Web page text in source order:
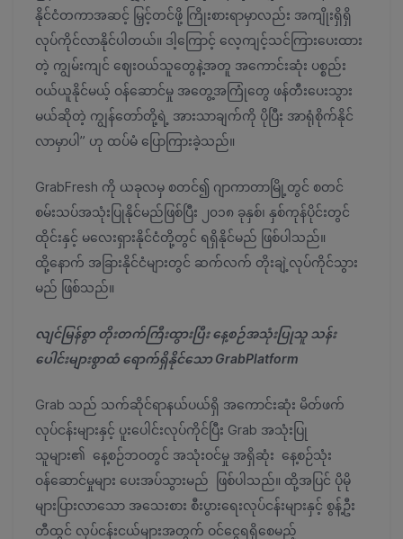
နိုင်ငံတကာအဆင့် မြှင့်တင်ဖို့ ကြိုးစားရာမှာလည်း အကျိုးရှိရှိ
လုပ်ကိုင်လာနိုင်ပါတယ်။ ဒါ့ကြောင့် လေ့ကျင့်သင်ကြားပေးထား
တဲ့ ကျွမ်းကျင် ဈေးဝယ်သူတွေနဲ့အတူ အကောင်းဆုံး ပစ္စည်း
ဝယ်ယူနိုင်မယ့် ဝန်ဆောင်မှု အတွေ့အကြုံတွေ ဖန်တီးပေးသွား
မယ်ဆိုတဲ့ ကျွန်တော်တို့ရဲ့ အားသာချက်ကို ပိုပြီး အာရုံစိုက်နိုင်
လာမှာပါ” ဟု ထပ်မံ ပြောကြားခဲ့သည်။
GrabFresh ကို ယခုလမှ စတင်၍ ဂျာကာတာမြို့တွင် စတင်
စမ်းသပ်အသုံးပြုနိုင်မည်ဖြစ်ပြီး ၂၀၁၈ ခုနှစ်၊ နှစ်ကုန်ပိုင်းတွင်
ထိုင်းနှင့် မလေးရှားနိုင်ငံတို့တွင် ရရှိနိုင်မည် ဖြစ်ပါသည်။
ထို့နောက် အခြားနိုင်ငံများတွင် ဆက်လက် တိုးချဲ့လုပ်ကိုင်သွား
မည် ဖြစ်သည်။
လျင်မြန်စွာ တိုးတက်ကြီးထွားပြီး နေ့စဉ်အသုံးပြုသူ သန်း
ပေါင်းများစွာထံ ရောက်ရှိနိုင်သော GrabPlatform
Grab သည် သက်ဆိုင်ရာနယ်ပယ်ရှိ အကောင်းဆုံး မိတ်ဖက်
လုပ်ငန်းများနှင့် ပူးပေါင်းလုပ်ကိုင်ပြီး Grab အသုံးပြု
သူများ၏ နေ့စဉ်ဘဝတွင် အသုံးဝင်မှု အရှိဆုံး နေ့စဉ်သုံး
ဝန်ဆောင်မှုများ ပေးအပ်သွားမည် ဖြစ်ပါသည်။ ထို့အပြင် ပိုမို
များပြားလာသော အသေးစား စီးပွားရေးလုပ်ငန်းများနှင့် စွန့်ဦး
တီထွင် လုပ်ငန်းငယ်များအတွက် ဝင်ငွေရရှိစေမည့်